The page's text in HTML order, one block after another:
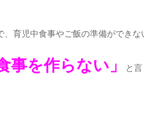
、育児中食事やご飯の準備ができ
事を作らない」 と言